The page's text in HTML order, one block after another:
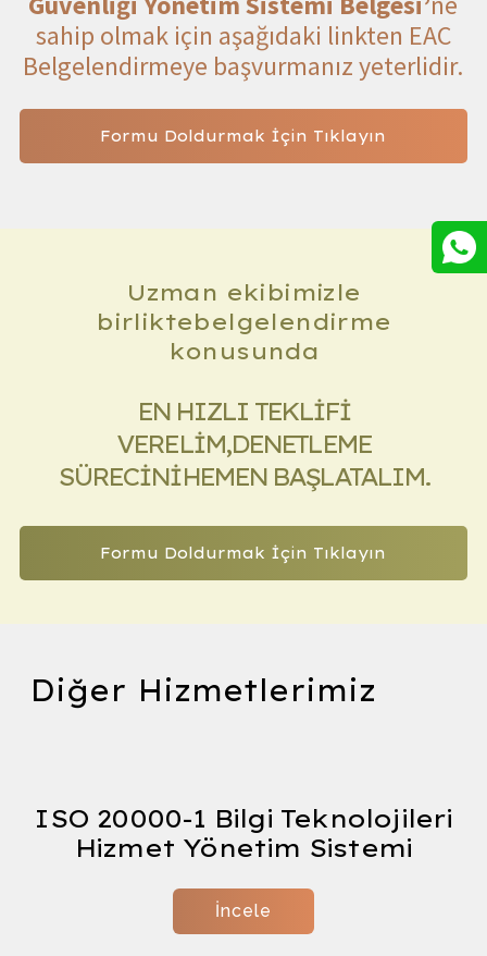
sahip olmak için aşağıdaki linkten EAC
Belgelendirmeye başvurmanız yeterlidir.
Formu Doldurmak İçin Tıklayın
Uzman ekibimizle
birliktebelgelendirme
konusunda
EN HIZLI TEKLİFİ
VERELİM,DENETLEME
SÜRECİNİHEMEN BAŞLATALIM.
Formu Doldurmak İçin Tıklayın
Diğer Hizmetlerimiz
ISO 20000-1 Bilgi Teknolojileri
Hizmet Yönetim Sistemi
İncele